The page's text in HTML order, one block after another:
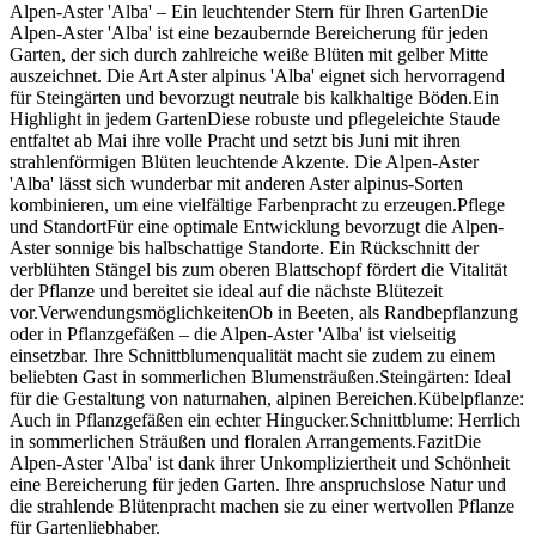
Alpen-Aster 'Alba' – Ein leuchtender Stern für Ihren GartenDie
Alpen-Aster 'Alba' ist eine bezaubernde Bereicherung für jeden
Garten, der sich durch zahlreiche weiße Blüten mit gelber Mitte
auszeichnet. Die Art Aster alpinus 'Alba' eignet sich hervorragend
für Steingärten und bevorzugt neutrale bis kalkhaltige Böden.Ein
Highlight in jedem GartenDiese robuste und pflegeleichte Staude
entfaltet ab Mai ihre volle Pracht und setzt bis Juni mit ihren
strahlenförmigen Blüten leuchtende Akzente. Die Alpen-Aster
'Alba' lässt sich wunderbar mit anderen Aster alpinus-Sorten
kombinieren, um eine vielfältige Farbenpracht zu erzeugen.Pflege
und StandortFür eine optimale Entwicklung bevorzugt die Alpen-
Aster sonnige bis halbschattige Standorte. Ein Rückschnitt der
verblühten Stängel bis zum oberen Blattschopf fördert die Vitalität
der Pflanze und bereitet sie ideal auf die nächste Blütezeit
vor.VerwendungsmöglichkeitenOb in Beeten, als Randbepflanzung
oder in Pflanzgefäßen – die Alpen-Aster 'Alba' ist vielseitig
einsetzbar. Ihre Schnittblumenqualität macht sie zudem zu einem
beliebten Gast in sommerlichen Blumensträußen.Steingärten: Ideal
für die Gestaltung von naturnahen, alpinen Bereichen.Kübelpflanze:
Auch in Pflanzgefäßen ein echter Hingucker.Schnittblume: Herrlich
in sommerlichen Sträußen und floralen Arrangements.FazitDie
Alpen-Aster 'Alba' ist dank ihrer Unkompliziertheit und Schönheit
eine Bereicherung für jeden Garten. Ihre anspruchslose Natur und
die strahlende Blütenpracht machen sie zu einer wertvollen Pflanze
für Gartenliebhaber.